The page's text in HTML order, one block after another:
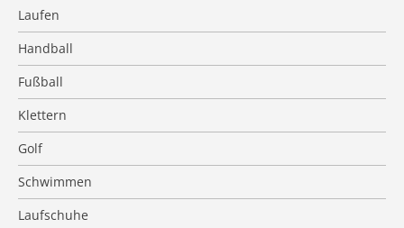
Laufen
Handball
Fußball
Klettern
Golf
Schwimmen
Laufschuhe